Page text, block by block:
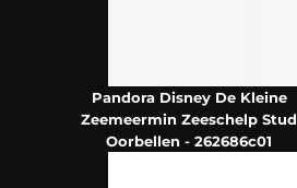
Pandora Disney De Kleine
Zeemeermin Zeeschelp Stud
Oorbellen - 262686c01